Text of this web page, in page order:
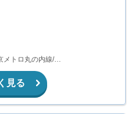
本郷三丁目駅より徒歩2分（東京メトロ丸の内線/都営地下鉄大江戸線）
見る